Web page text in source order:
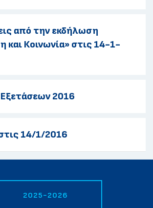
από την εκδήλωση
και Κοινωνία» στις 14-1-
2016
14/1/2016
2025-2026